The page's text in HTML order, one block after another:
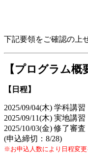
下記要領をご確認の上
【プログラム概
【日程】
2025/09/04(木) 学科講習
2025/09/11(木) 実地講習
2025/10/03(金) 修了審査
(申込締切：8/28)
※お申込人数により日程変更